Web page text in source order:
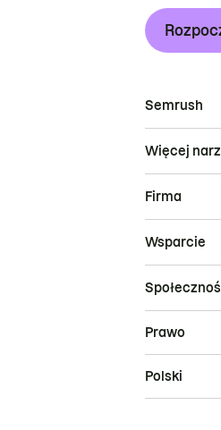
Semrush
Więcej
Firma
Wsparcie
Prawo
Polski